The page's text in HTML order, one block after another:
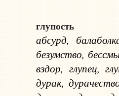
глупость
абсурд,
безумство,
вздор, глупец,
дурак,